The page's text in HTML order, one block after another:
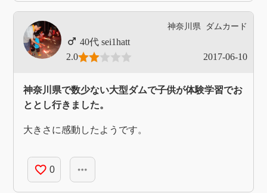
神奈川県 ダムカード
sei1hatt
2.0
2017-06-10
神奈川県で数少ない大型ダムで子供が体験学習でお
ととし行きました。
大きさに感動したようです。
favorite_border 0 more_horiz